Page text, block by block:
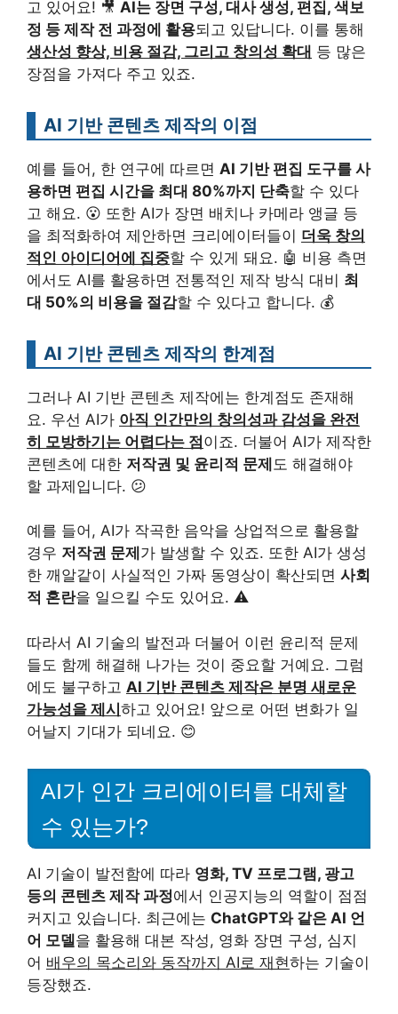
고 있어요! 🎥 AI는 장면 구성, 대사 생성, 편집, 색보
정 등 제작 전 과정에 활용되고 있답니다. 이를 통해
생산성 향상, 비용 절감, 그리고 창의성 확대 등 많은
장점을 가져다 주고 있죠.
AI 기반 콘텐츠 제작의 이점
예를 들어, 한 연구에 따르면 AI 기반 편집 도구를 사
용하면 편집 시간을 최대 80%까지 단축할 수 있다
고 해요. 😮 또한 AI가 장면 배치나 카메라 앵글 등
을 최적화하여 제안하면 크리에이터들이 더욱 창의
적인 아이디어에 집중할 수 있게 돼요. 🤖 비용 측면
에서도 AI를 활용하면 전통적인 제작 방식 대비 최
대 50%의 비용을 절감할 수 있다고 합니다. 💰
AI 기반 콘텐츠 제작의 한계점
그러나 AI 기반 콘텐츠 제작에는 한계점도 존재해
요. 우선 AI가 아직 인간만의 창의성과 감성을 완전
히 모방하기는 어렵다는 점이죠. 더불어 AI가 제작한
콘텐츠에 대한 저작권 및 윤리적 문제 도 해결해야
할 과제입니다. 😕
예를 들어, AI가 작곡한 음악을 상업적으로 활용할
경우 저작권 문제 가 발생할 수 있죠. 또한 AI가 생성
한 깨알같이 사실적인 가짜 동영상이 확산되면 사회
적 혼란을 일으킬 수도 있어요. ⚠️
따라서 AI 기술의 발전과 더불어 이런 윤리적 문제
들도 함께 해결해 나가는 것이 중요할 거예요. 그럼
에도 불구하고 AI 기반 콘텐츠 제작은 분명 새로운
가능성을 제시하고 있어요! 앞으로 어떤 변화가 일
어날지 기대가 되네요. 😊
AI가 인간 크리에이터를 대체할
수 있는가?
AI 기술이 발전함에 따라 영화, TV 프로그램, 광고
등의 콘텐츠 제작 과정에서 인공지능의 역할이 점점
커지고 있습니다. 최근에는 ChatGPT와 같은 AI 언
어 모델을 활용해 대본 작성, 영화 장면 구성, 심지
어 배우의 목소리와 동작까지 AI로 재현하는 기술이
등장했죠.